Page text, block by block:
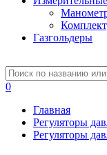
Газгольдеры
0
Главная
Регуляторы
Регуляторы